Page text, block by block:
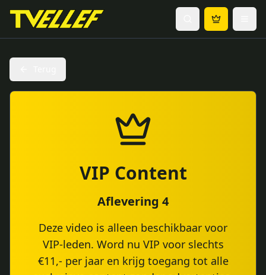
VIP Content
Aflevering 4
Deze video is alleen beschikbaar voor
VIP-leden. Word nu VIP voor slechts
€11,- per jaar en krijg toegang tot alle